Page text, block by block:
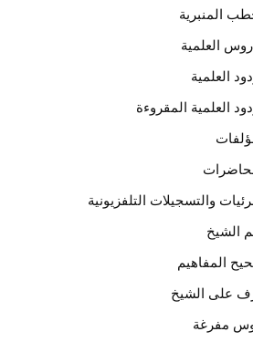
المنبرية
العلمية
العلمية
العلمية المقروءة
والتسجيلات التلفزيونية
الشيخ
المفاهيم
على الشيخ
مفرغة